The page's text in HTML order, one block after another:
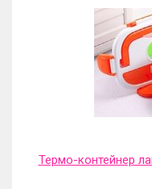
Термо-контейнер